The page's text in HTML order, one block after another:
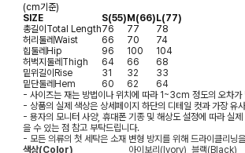
(cm기준)
SIZE
S(55)M(66)L(77)
총길이Total Length76 77
78
허리둘레Waist 66 70
74
힙둘레Hip 96 100
104
허벅지둘레Thigh 64 66
68
밑위길이Rise 31 32
33
밑단둘레Hem 60 62
64
- 사이즈는 재는 방법이나 위치에 따라 1~3cm 정도의 오차가
- 상품의 실제 색상은 상세페이지 하단의 디테일 컷과 가장 유
- 용자의 모니터 사양, 휴대폰 기종 및 해상도 설정에 따라 실
을 수 있는 점 참고 부탁드립니다.
- 모든 의류의 첫 세탁은 소재 변형 방지를 위해 드라이클리닝
색상(Color)
아이보리(Ivory), 블랙(Black)